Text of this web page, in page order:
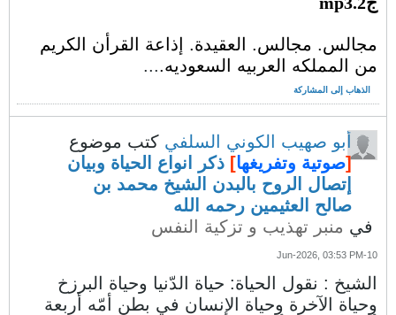
مجالس. مجالس. العقيدة. إذاعة القرأن الكريم
من المملكه العربيه السعوديه....
الذهاب إلى المشاركة
أبو صهيب الكوني السلفي كتب موضوع
[صوتية وتفريغها] ذكر انواع الحياة وبيان
إتصال الروح بالبدن الشيخ محمد بن
صالح العثيمين رحمه الله
في منبر تهذيب و تزكية النفس
10-Jun-2026, 03:53 PM
الشيخ : نقول الحياة: حياة الدّنيا وحياة البرزخ
وحياة الآخرة وحياة الإنسان في بطن أمّه أربعة